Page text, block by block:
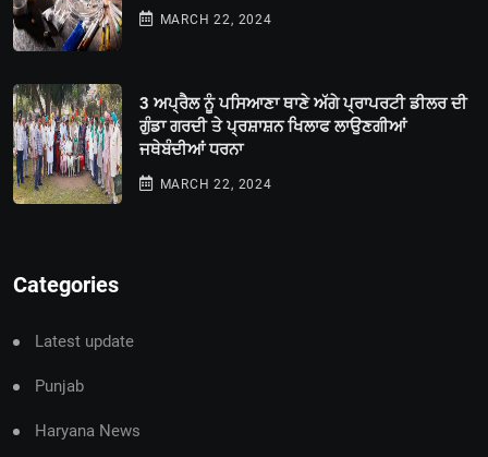
MARCH 22, 2024
3 ਅਪ੍ਰੈਲ ਨੂੰ ਪਸਿਆਣਾ ਥਾਣੇ ਅੱਗੇ ਪ੍ਰਾਪਰਟੀ ਡੀਲਰ ਦੀ
ਗੁੰਡਾ ਗਰਦੀ ਤੇ ਪ੍ਰਸ਼ਾਸ਼ਨ ਖਿਲਾਫ ਲਾਉਣਗੀਆਂ
ਜਥੇਬੰਦੀਆਂ ਧਰਨਾ
MARCH 22, 2024
Categories
Latest update
Punjab
Haryana News